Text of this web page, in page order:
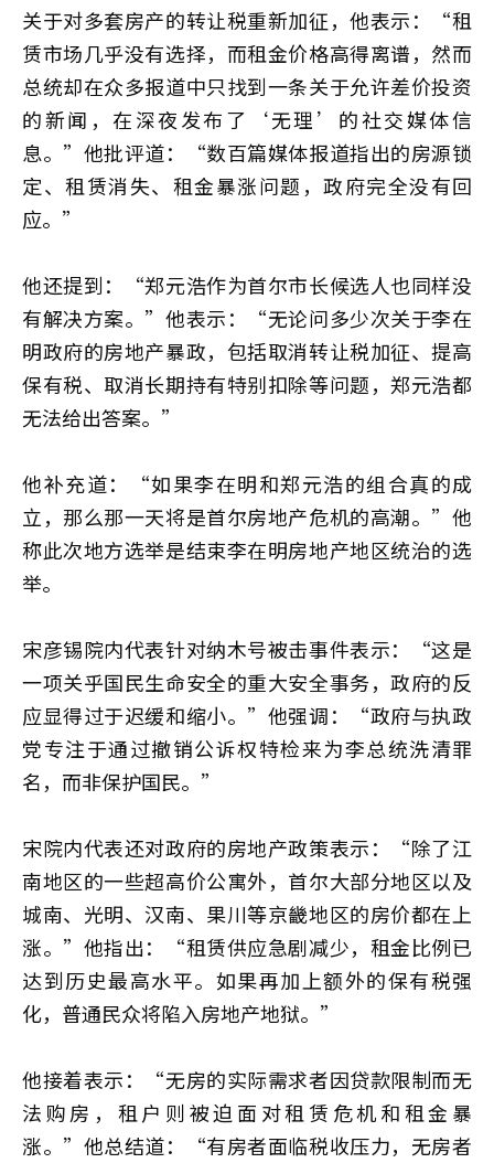
关于对多套房产的转让税重新加征，他表示：“租
赁市场几乎没有选择，而租金价格高得离谱，然而
总统却在众多报道中只找到一条关于允许差价投资
的新闻，在深夜发布了‘无理’的社交媒体信
息。”他批评道：“数百篇媒体报道指出的房源锁
定、租赁消失、租金暴涨问题，政府完全没有回
应。”
他还提到：“郑元浩作为首尔市长候选人也同样没
有解决方案。”他表示：“无论问多少次关于李在
明政府的房地产暴政，包括取消转让税加征、提高
保有税、取消长期持有特别扣除等问题，郑元浩都
无法给出答案。”
他补充道：“如果李在明和郑元浩的组合真的成
立，那么那一天将是首尔房地产危机的高潮。”他
称此次地方选举是结束李在明房地产地区统治的选
举。
宋彦锡院内代表针对纳木号被击事件表示：“这是
一项关乎国民生命安全的重大安全事务，政府的反
应显得过于迟缓和缩小。”他强调：“政府与执政
党专注于通过撤销公诉权特检来为李总统洗清罪
名，而非保护国民。”
宋院内代表还对政府的房地产政策表示：“除了江
南地区的一些超高价公寓外，首尔大部分地区以及
城南、光明、汉南、果川等京畿地区的房价都在上
涨。”他指出：“租赁供应急剧减少，租金比例已
达到历史最高水平。如果再加上额外的保有税强
化，普通民众将陷入房地产地狱。”
他接着表示：“无房的实际需求者因贷款限制而无
法购房，租户则被迫面对租赁危机和租金暴
涨。”他总结道：“有房者面临税收压力，无房者